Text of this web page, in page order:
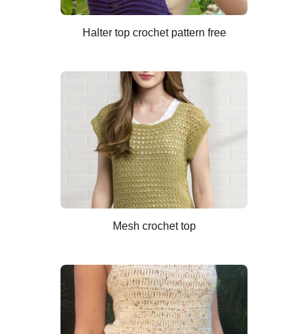
Halter top crochet pattern free
Mesh crochet top